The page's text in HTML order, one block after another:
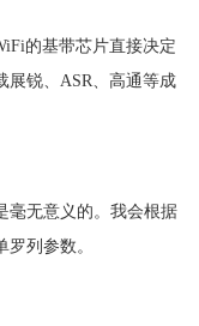
的基带芯片直接决定
展锐、ASR、高通等成
毫无意义的。我会根据
列参数。